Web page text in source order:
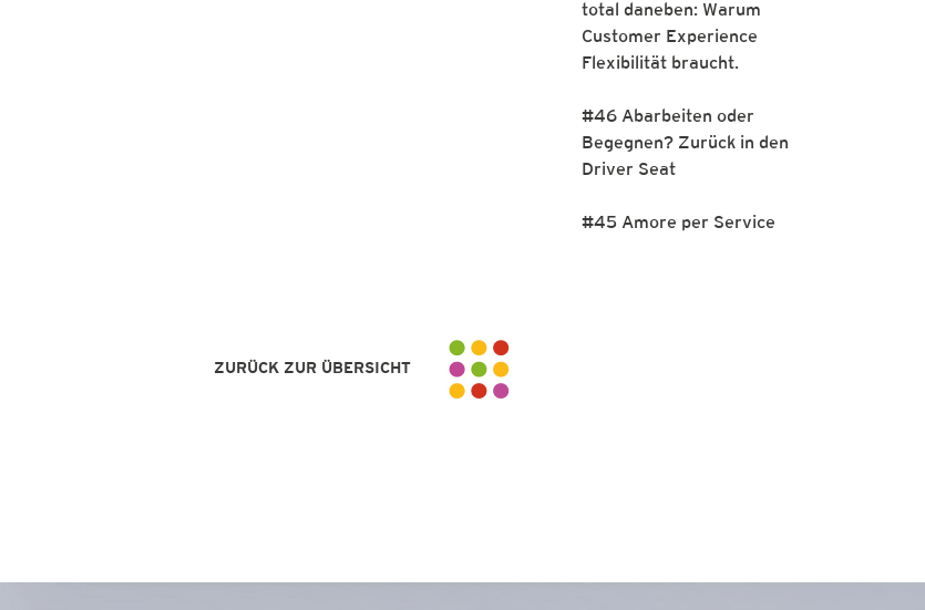
total daneben: Warum
Customer Experience
Flexibilität braucht.
#46 Abarbeiten oder
Begegnen? Zurück in den
Driver Seat
#45 Amore per Service
ZURÜCK ZUR ÜBERSICHT